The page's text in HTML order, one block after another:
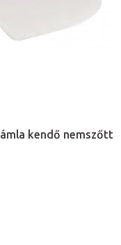
kendő nemszőtt